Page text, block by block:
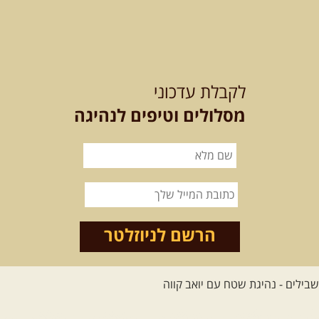
האם אתם מחפשים חוויה מיוחדת
בטבע? מחפשים חוויה שתעניק לכם ...
שישי- ממרומי
הגליל העליון למורדות הירדן
נצא מג'ש שבמורדות הר מירון, נמשיך
לאורך נחל דישון ונעצור ...[המשך]
לכל הטיולים
לקבלת עדכוני
מסלולים וטיפים לנהיגה
הרשם לניוזלטר